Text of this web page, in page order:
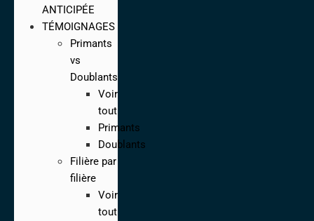
ANTICIPÉE
TÉMOIGNAGES
Primants
vs
Doublants
Voir
tout
Primants
Doublants
Filière par
filière
Voir
tout